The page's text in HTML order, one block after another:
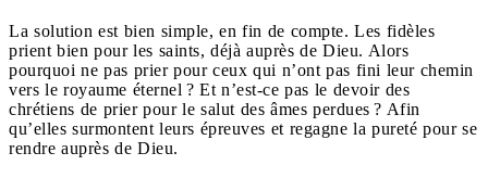
La solution est bien simple, en fin de compte. Les fidèles
prient bien pour les saints, déjà auprès de Dieu. Alors
pourquoi ne pas prier pour ceux qui n’ont pas fini leur chemin
vers le royaume éternel ? Et n’est-ce pas le devoir des
chrétiens de prier pour le salut des âmes perdues ? Afin
qu’elles surmontent leurs épreuves et regagne la pureté pour se
rendre auprès de Dieu.